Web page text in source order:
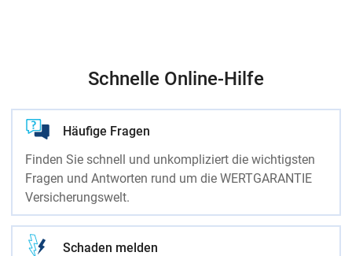
Schnelle Online-Hilfe
Häufige Fragen
Finden Sie schnell und unkompliziert die wichtigsten
Fragen und Antworten rund um die WERTGARANTIE
Versicherungswelt.
Schaden melden